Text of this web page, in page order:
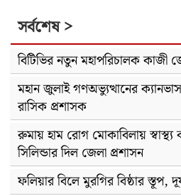
সর্বশেষ >
বিটিভির নতুন মহাপরিচালক কাজী
মহান জুলাই গণঅভ্যুত্থানের
রাসিক প্রশাসক
রুমায় হাম রোগ মোকাবিলায়
সিলিন্ডার দিল জেলা প্রশাসন
ফলিয়ার বিলে মুরগির বিষ্ঠার স্তূপ,